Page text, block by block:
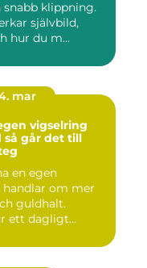
snabb klippning.
självbild,
hur du m...
mar
vigselring
en egen
om mer
guldhalt.
ett dagligt